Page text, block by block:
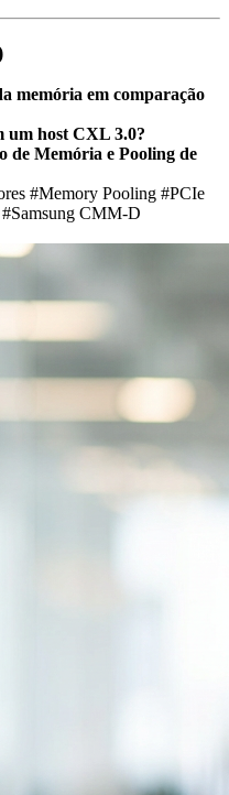
memória em comparação
um host CXL 3.0?
de Memória e Pooling de
#Memory Pooling #PCIe
#Samsung CMM-D